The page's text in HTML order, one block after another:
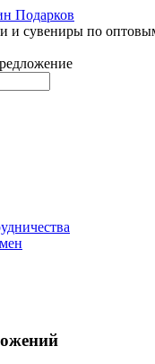
и сувениры по